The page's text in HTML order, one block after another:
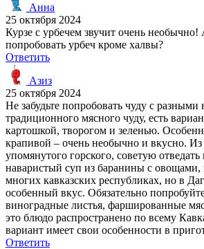
Анна
25 октября 2024
Курзе с урбечем звучит очень
попробовать урбеч кроме халвы?
Ответить
Азиз
25 октября 2024
Не забудьте попробовать чуду с
традиционного мясного чуду, есть
картошкой, творогом и зеленью.
крапивой – очень необычно и вкусно.
упомянутого горского, советую
наваристый суп из баранины с овощами,
многих кавказских республиках, но в
особенный вкус. Обязательно
виноградные листья, фаршированные
это блюдо распространено по всему
вариант имеет свои особенности в
Ответить